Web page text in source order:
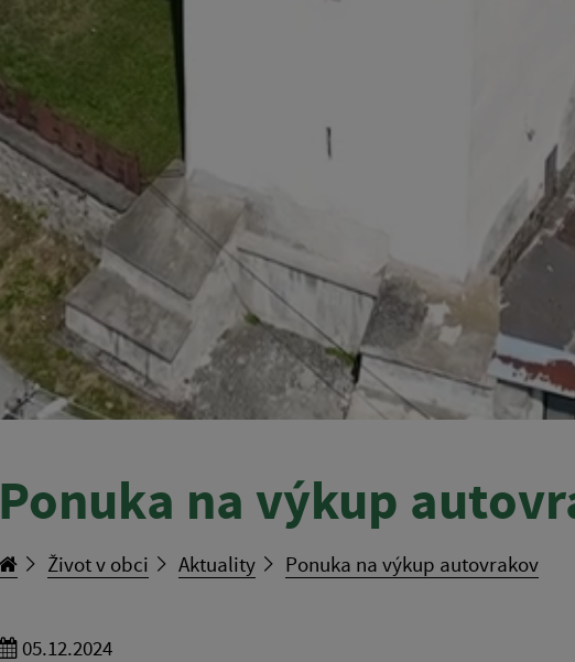
Ponuka na výkup
Život v obci Aktuality Ponuka na výkup autovrakov
05.12.2024